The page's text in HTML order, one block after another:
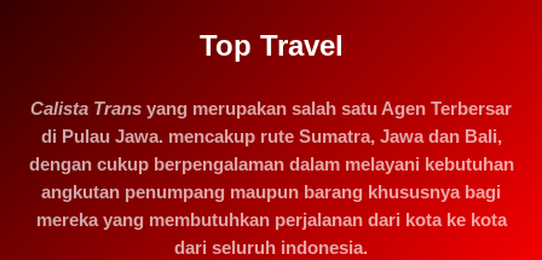
Top Travel
Calista Trans yang merupakan salah satu Agen Terbersar
di Pulau Jawa. mencakup rute Sumatra, Jawa dan Bali,
dengan cukup berpengalaman dalam melayani kebutuhan
angkutan penumpang maupun barang khususnya bagi
mereka yang membutuhkan perjalanan dari kota ke kota
dari seluruh indonesia.